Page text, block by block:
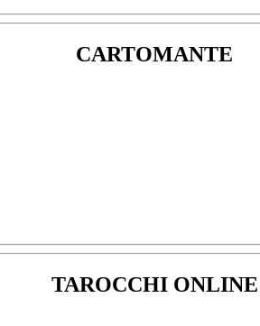
CARTOMANTE
TAROCCHI ONLINE